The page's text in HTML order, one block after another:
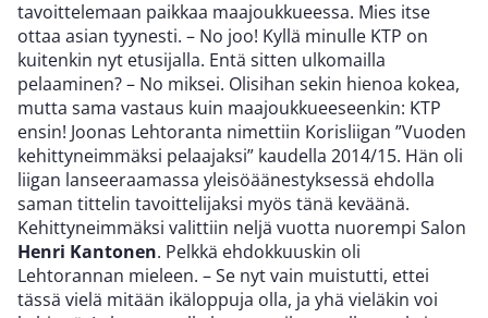
tavoittelemaan paikkaa maajoukkueessa. Mies itse
ottaa asian tyynesti. – No joo! Kyllä minulle KTP on
kuitenkin nyt etusijalla. Entä sitten ulkomailla
pelaaminen? – No miksei. Olisihan sekin hienoa kokea,
mutta sama vastaus kuin maajoukkueeseenkin: KTP
ensin! Joonas Lehtoranta nimettiin Korisliigan ”Vuoden
kehittyneimmäksi pelaajaksi” kaudella 2014/15. Hän oli
liigan lanseeraamassa yleisöäänestyksessä ehdolla
saman tittelin tavoittelijaksi myös tänä keväänä.
Kehittyneimmäksi valittiin neljä vuotta nuorempi Salon
Henri Kantonen. Pelkkä ehdokkuuskin oli
Lehtorannan mieleen. – Se nyt vain muistutti, ettei
tässä vielä mitään ikäloppuja olla, ja yhä vieläkin voi